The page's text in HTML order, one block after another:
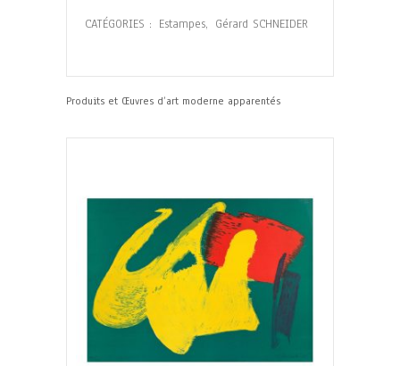
CATÉGORIES : Estampes, Gérard SCHNEIDER
Produits et Œuvres d’art moderne apparentés